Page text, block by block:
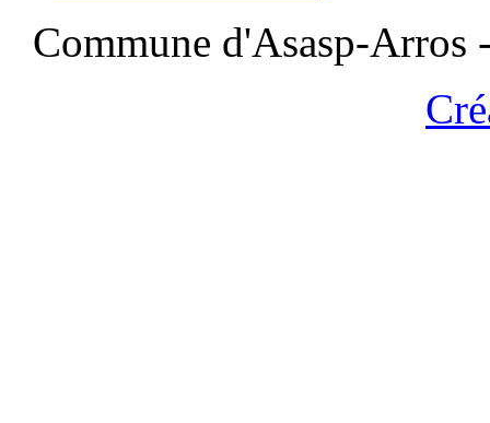
Commune d'Asasp-Arros